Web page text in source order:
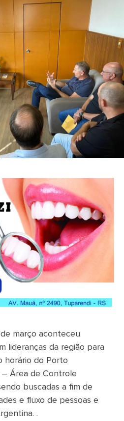
março aconteceu
lideranças da região para
horário do Porto
– Área de Controle
buscadas a fim de
e fluxo de pessoas e
.